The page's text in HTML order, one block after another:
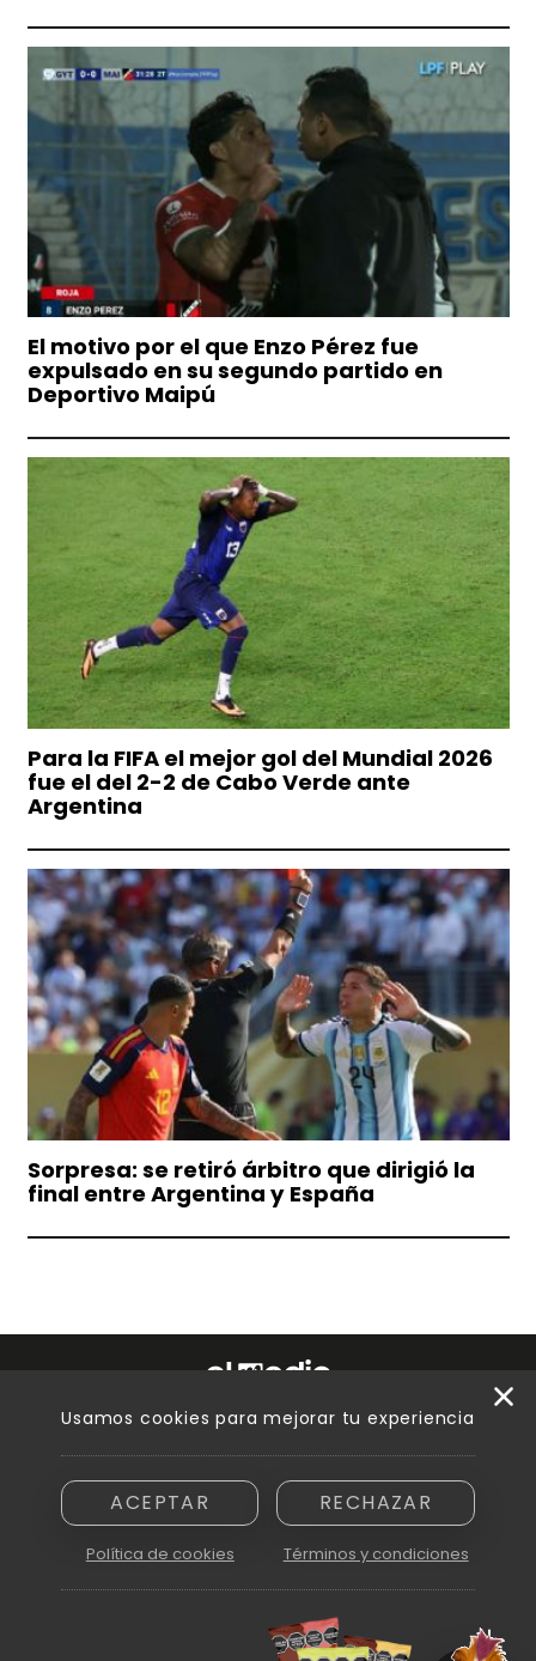
El motivo por el que Enzo Pérez fue
expulsado en su segundo partido en
Deportivo Maipú
Para la FIFA el mejor gol del Mundial 2026
fue el del 2-2 de Cabo Verde ante
Argentina
Sorpresa: se retiró árbitro que dirigió la
final entre Argentina y España
Razón social: Innovamedia S. A. - CUIT asignada: 30-71894810-6
Domicilio: Peatonal Sarmiento 250, piso 6.º, oficina B - Ciudad de
Mendoza (5500)
Prohibida la reproducción parcial o total de cualquiera de los
contenidos en este sitio web
Usamos cookies para mejorar tu experiencia
ACEPTAR RECHAZAR
Política de cookies Términos y condiciones